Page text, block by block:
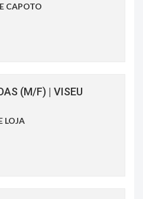
CAPOTO
(M/F) | VISEU
LOJA